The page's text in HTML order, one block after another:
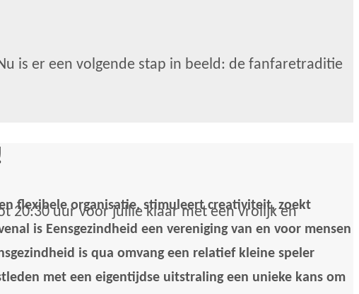
is er een volgende stap in beeld: de fanfaretraditie
20:30 uur voor jullie klaar met een vrolijk en
flexibele organisatie, stimuleert creativiteit, zoekt
is Eensgezindheid een vereniging van en voor mensen
is qua omvang een relatief kleine speler
met een eigentijdse uitstraling een unieke kans om